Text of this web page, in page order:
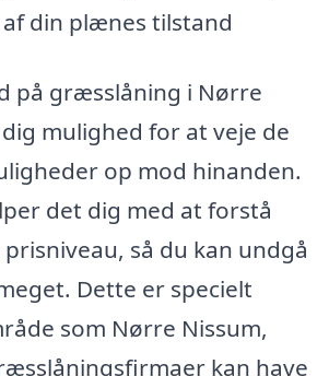
din plænes tilstand
på græsslåning i Nørre
mulighed for at veje de
op mod hinanden.
det dig med at forstå
så du kan undgå
Dette er specielt
som Nørre Nissum,
kan have